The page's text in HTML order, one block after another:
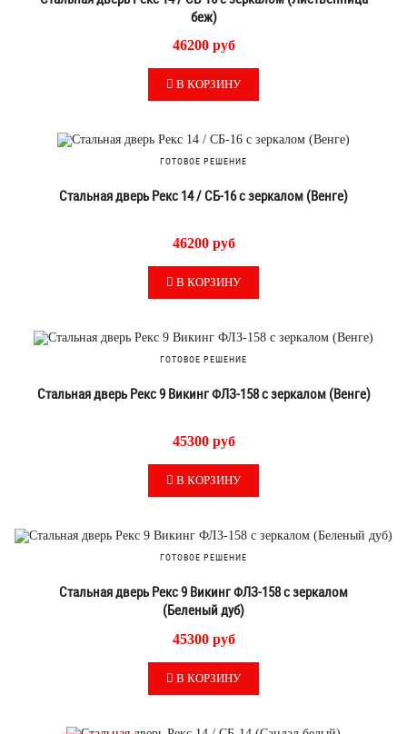
беж)
46200 руб
В КОРЗИНУ
ГОТОВОЕ РЕШЕНИЕ
Стальная дверь Рекс 14 / СБ-16 с зеркалом (Венге)
46200 руб
В КОРЗИНУ
ГОТОВОЕ РЕШЕНИЕ
Стальная дверь Рекс 9 Викинг ФЛЗ-158 с зеркалом (Венге)
45300 руб
В КОРЗИНУ
ГОТОВОЕ РЕШЕНИЕ
Стальная дверь Рекс 9 Викинг ФЛЗ-158 с зеркалом
(Беленый дуб)
45300 руб
В КОРЗИНУ